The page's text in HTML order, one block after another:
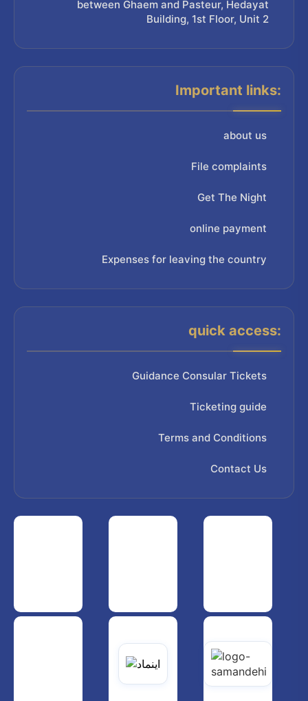
between Ghaem and Pasteur, Hedayat
Building, 1st Floor, Unit 2
Important links:
about us
File complaints
Get The Night
online payment
Expenses for leaving the country
quick access:
Guidance Consular Tickets
Ticketing guide
Terms and Conditions
Contact Us